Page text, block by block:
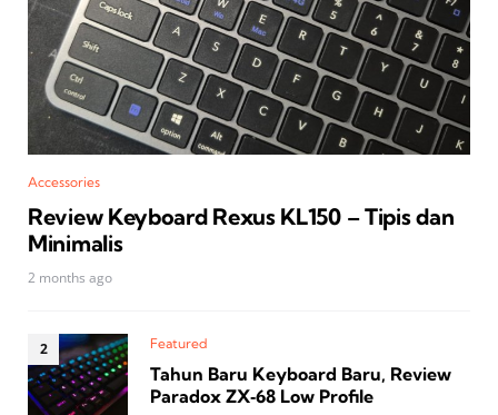
Accessories
Review Keyboard Rexus KL150 – Tipis dan
Minimalis
2 months ago
Featured
Tahun Baru Keyboard Baru, Review
Paradox ZX‑68 Low Profile